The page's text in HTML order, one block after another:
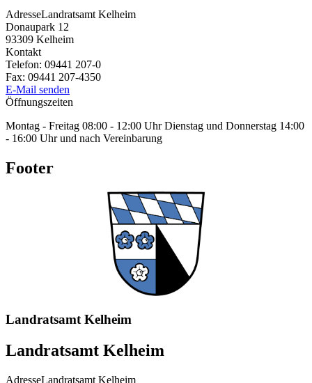
AdresseLandratsamt Kelheim
Donaupark 12
93309 Kelheim
Kontakt
Telefon: 09441 207-0
Fax: 09441 207-4350
E-Mail senden
Öffnungszeiten
Montag - Freitag 08:00 - 12:00 Uhr Dienstag und Donnerstag 14:00
- 16:00 Uhr und nach Vereinbarung
Footer
Landratsamt Kelheim
Landratsamt Kelheim
AdresseLandratsamt Kelheim